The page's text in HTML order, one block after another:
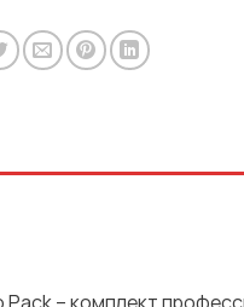
Pack – комплект